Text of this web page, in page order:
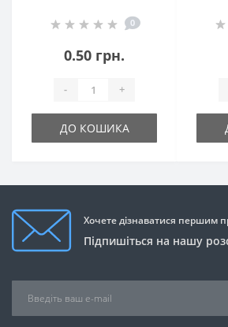
0
0.50 грн.
- +
ДО КОШИКА
Хочете дізнаватися першим
Підпишіться на нашу